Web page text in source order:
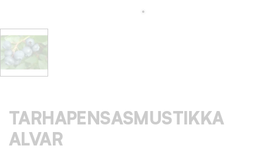
TARHAPENSASMUSTIKKA
ALVAR